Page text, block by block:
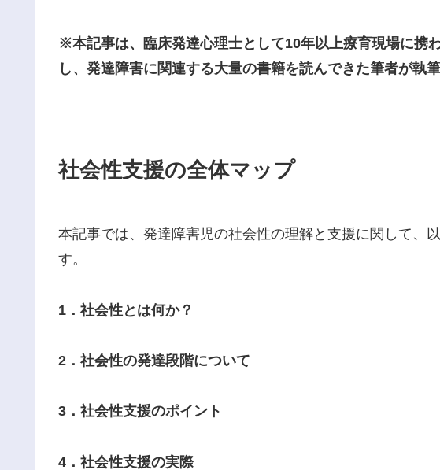
※本記事は、臨床発達心理士として10年以上療育現場に携
し、発達障害に関連する大量の書籍を読んできた筆者が執
社会性支援の全体マップ
本記事では、発達障害児の社会性の理解と支援に関して、
す。
1．社会性とは何か？
2．社会性の発達段階について
3．社会性支援のポイント
4．社会性支援の実際